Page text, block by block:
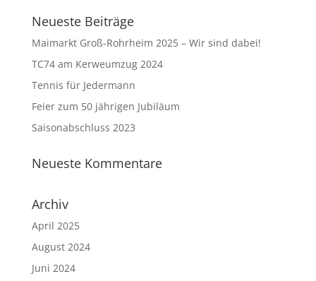
Neueste Beiträge
Maimarkt Groß-Rohrheim 2025 – Wir sind dabei!
TC74 am Kerweumzug 2024
Tennis für Jedermann
Feier zum 50 jährigen Jubiläum
Saisonabschluss 2023
Neueste Kommentare
Archiv
April 2025
August 2024
Juni 2024